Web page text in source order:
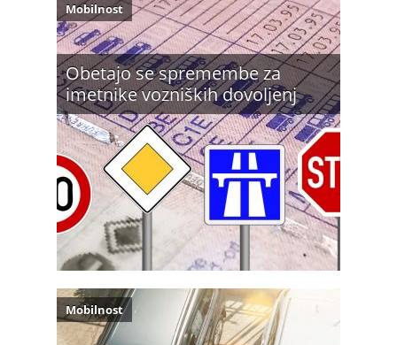
Obetajo se spremembe za
imetnike vozniških dovoljenj
Mobilnost
Mobilnost